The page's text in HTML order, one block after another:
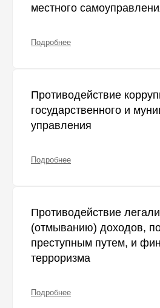
местного
Подробнее
Противодействие
государственного и
управления
Подробнее
Противодействие
(отмыванию) доходов,
преступным путем, и
терроризма
Подробнее